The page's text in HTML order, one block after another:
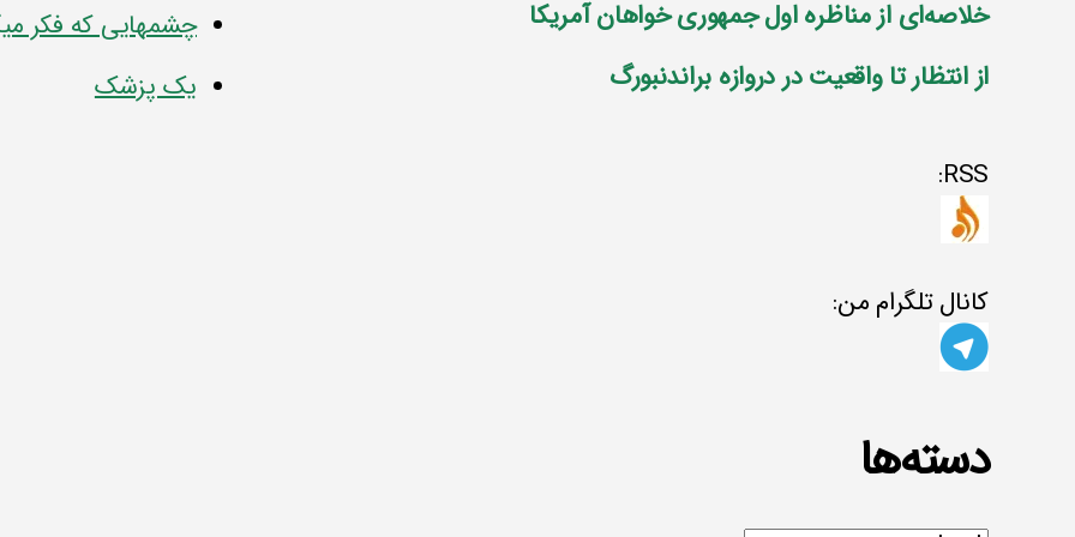
خلاصه‌ای از مناظره اول جمهوری خواهان آمریکا
از انتظار تا واقعیت در دروازه براندنبورگ
RSS:
کانال تلگرام من:
دسته‌ها
چشمهایی که فکر
یک پزشک